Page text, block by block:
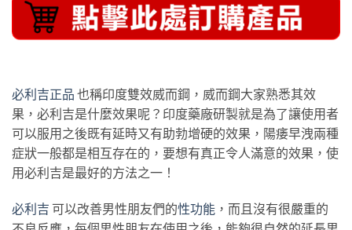
必利吉正品 也稱印度雙效威而鋼，威而鋼大家熟悉其效
果，必利吉是什麼效果呢？印度藥廠研製就是為了讓使用者
可以服用之後既有延時又有助勃增硬的效果，陽痿早洩兩種
症狀一般都是相互存在的，要想有真正令人滿意的效果，使
用必利吉是最好的方法之一！
必利吉 可以改善男性朋友們的性功能 ，而且沒有很嚴重的